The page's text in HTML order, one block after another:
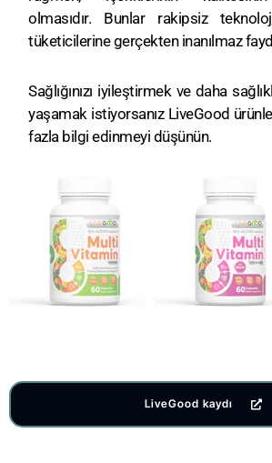
olmasıdır. Bunlar rakipsiz
tüketicilerine gerçekten inanılmaz
Sağlığınızı iyileştirmek ve daha
yaşamak istiyorsanız LiveGood
fazla bilgi edinmeyi düşünün.
LiveGood kaydı